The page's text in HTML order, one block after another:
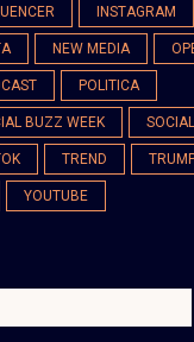
INSTAGRAM
NEW MEDIA
POLITICA
BUZZ WEEK
TREND
YOUTUBE